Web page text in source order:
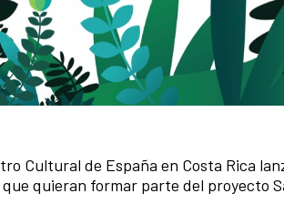
Cultural de España en Costa Rica
quieran formar parte del proyecto